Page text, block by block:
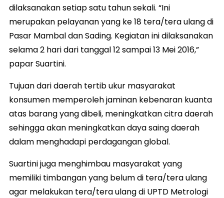
dilaksanakan setiap satu tahun sekali. “Ini
merupakan pelayanan yang ke 18 tera/tera ulang di
Pasar Mambal dan Sading. Kegiatan ini dilaksanakan
selama 2 hari dari tanggal 12 sampai 13 Mei 2016,”
papar Suartini.
Tujuan dari daerah tertib ukur masyarakat
konsumen memperoleh jaminan kebenaran kuanta
atas barang yang dibeli, meningkatkan citra daerah
sehingga akan meningkatkan daya saing daerah
dalam menghadapi perdagangan global.
Suartini juga menghimbau masyarakat yang
memiliki timbangan yang belum di tera/tera ulang
agar melakukan tera/tera ulang di UPTD Metrologi